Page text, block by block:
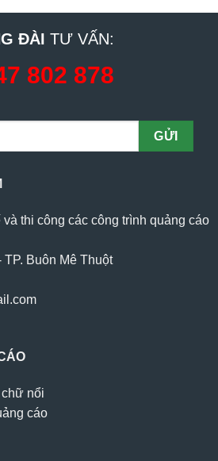
ĐÀI TƯ VẤN:
802 878
thi công các công trình quảng cáo
Buôn Mê Thuột
nổi
cáo